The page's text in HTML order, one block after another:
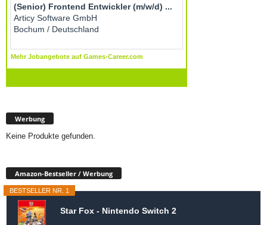
Werbung
Keine Produkte gefunden.
Amazon-Bestseller / Werbung
BESTSELLER NR. 1
Star Fox - Nintendo Switch 2